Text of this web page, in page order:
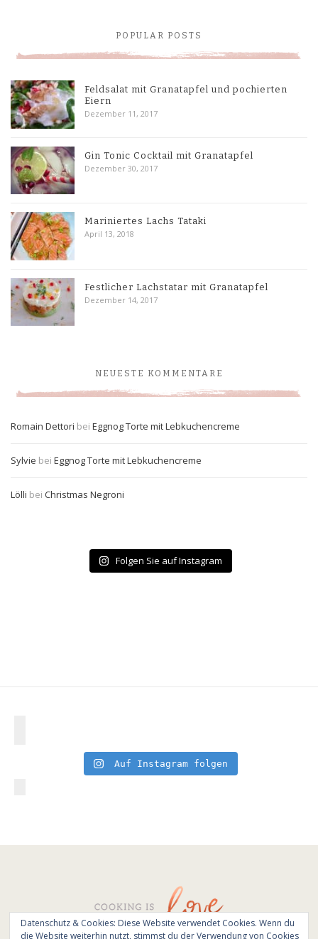
POPULAR POSTS
Feldsalat mit Granatapfel und pochierten
Eiern
Dezember 11, 2017
Gin Tonic Cocktail mit Granatapfel
Dezember 30, 2017
Mariniertes Lachs Tataki
April 13, 2018
Festlicher Lachstatar mit Granatapfel
Dezember 14, 2017
NEUESTE KOMMENTARE
Romain Dettori bei Eggnog Torte mit Lebkuchencreme
Sylvie bei Eggnog Torte mit Lebkuchencreme
Lölli bei Christmas Negroni
Folgen Sie auf Instagram
Auf Instagram folgen
Datenschutz & Cookies: Diese Website verwendet Cookies. Wenn du
die Website weiterhin nutzt, stimmst du der Verwendung von Cookies